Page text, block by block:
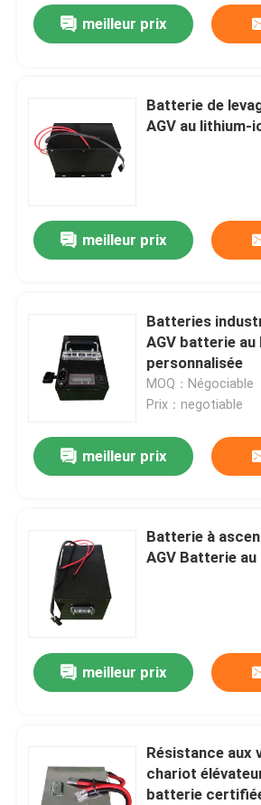
meilleur prix
Batterie de
AGV au lithium-
meilleur prix
Batteries
AGV batterie
personnalisée
MOQ：Négociable
Prix：negotiable
meilleur prix
Batterie à
AGV Batterie
meilleur prix
Résistance aux
chariot
batterie